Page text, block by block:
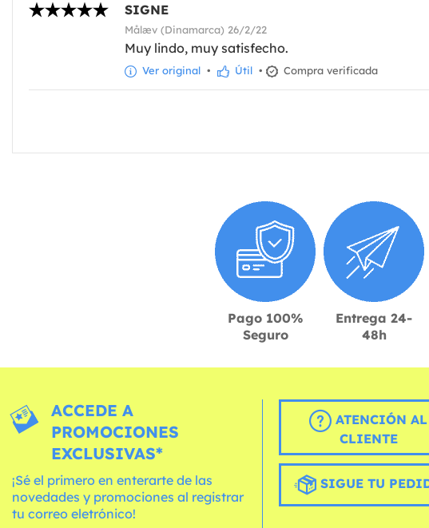
SIGNE
Målæv (Dinamarca) 26/2/22
Muy lindo, muy satisfecho.
Ver original • Útil • Compra verificada
Pago 100%
Seguro
Entrega 24-
48h
ACCEDE A
PROMOCIONES
EXCLUSIVAS*
¡Sé el primero en enterarte de las
novedades y promociones al registrar
tu correo eletrónico!
ATENCIÓN AL
CLIENTE
SIGUE TU